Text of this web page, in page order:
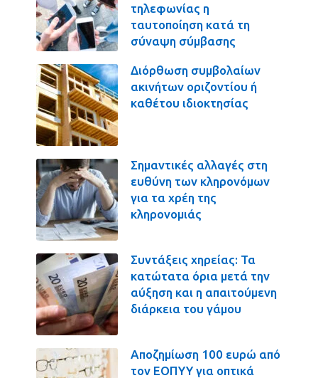
τηλεφωνίας η
ταυτοποίηση κατά τη
σύναψη σύμβασης
Διόρθωση συμβολαίων
ακινήτων οριζοντίου ή
καθέτου ιδιοκτησίας
Σημαντικές αλλαγές στη
ευθύνη των κληρονόμων
για τα χρέη της
κληρονομιάς
Συντάξεις χηρείας: Τα
κατώτατα όρια μετά την
αύξηση και η απαιτούμενη
διάρκεια του γάμου
Αποζημίωση 100 ευρώ από
τον ΕΟΠΥΥ για οπτικά